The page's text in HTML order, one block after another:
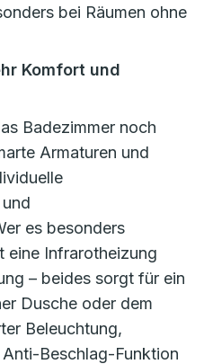
bei Räumen ohne
Komfort und
Badezimmer noch
Armaturen und
es besonders
eine Infrarotheizung
– beides sorgt für ein
Dusche oder dem
Beleuchtung,
Beschlag-Funktion